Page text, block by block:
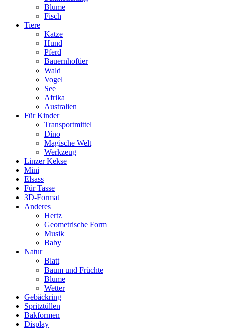
Blume
Fisch
Tiere
Katze
Hund
Pferd
Bauernhoftier
Wald
Vogel
See
Afrika
Australien
Für Kinder
Transportmittel
Dino
Magische Welt
Werkzeug
Linzer Kekse
Mini
Elsass
Für Tasse
3D-Format
Anderes
Hertz
Geometrische Form
Musik
Baby
Natur
Blatt
Baum und Früchte
Blume
Wetter
Gebäckring
Spritztüllen
Bakformen
Display